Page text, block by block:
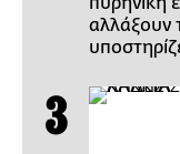
αλλάξουν